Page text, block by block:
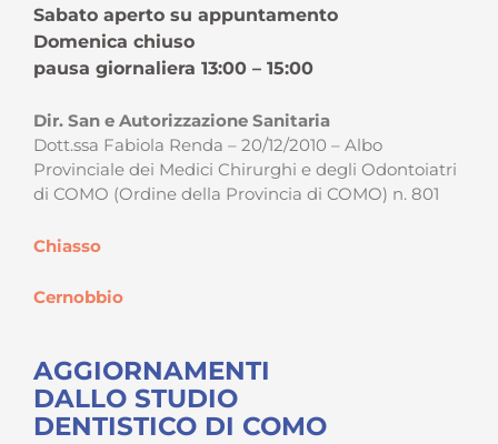
Sabato aperto su appuntamento
Domenica chiuso
pausa giornaliera 13:00 – 15:00
Dir. San e Autorizzazione Sanitaria
Dott.ssa Fabiola Renda – 20/12/2010 – Albo
Provinciale dei Medici Chirurghi e degli Odontoiatri
di COMO (Ordine della Provincia di COMO) n. 801
Chiasso
Cernobbio
AGGIORNAMENTI
DALLO STUDIO
DENTISTICO DI COMO